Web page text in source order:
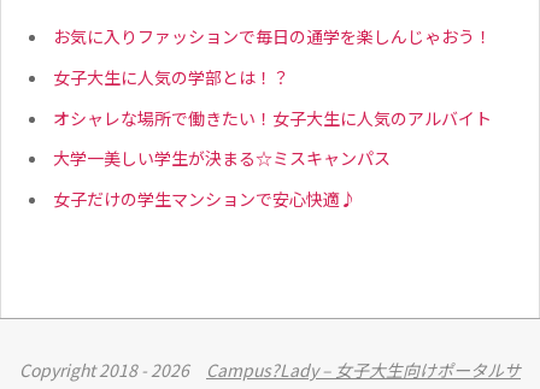
お気に入りファッションで毎日の通学を楽しんじゃおう！
女子大生に人気の学部とは！？
オシャレな場所で働きたい！女子大生に人気のアルバイト
大学一美しい学生が決まる☆ミスキャンパス
女子だけの学生マンションで安心快適♪
Copyright 2018 - 2026 Campus?Lady – 女子大生向けポータルサ